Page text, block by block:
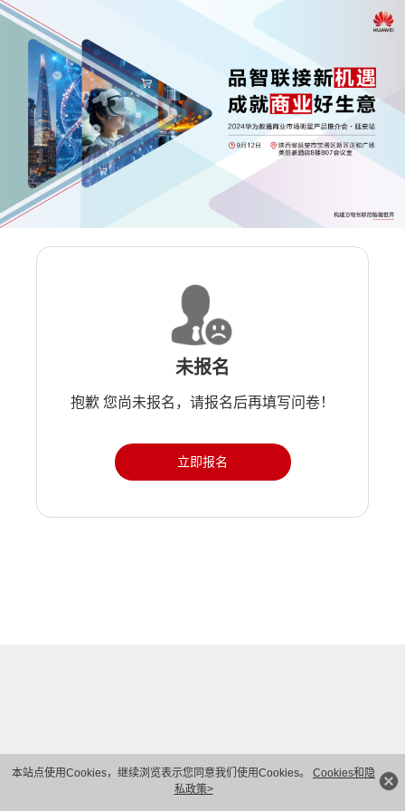
本站点使用Cookies，继续浏览表示您同意我们使用Cookies。 Cookies和隐
私政策>
未报名
抱歉 您尚未报名，请报名后再填写问卷！
立即报名